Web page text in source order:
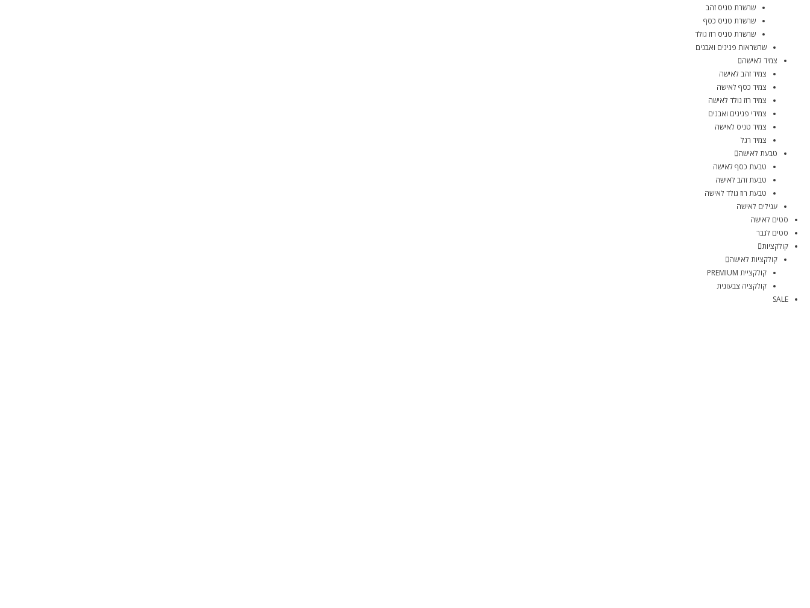
שרשרת טניס זהב
שרשרת טניס כסף
שרשרת טניס רוז גולד
שרשראות פנינים ואבנים
צמיד לאישה
צמיד זהב לאישה
צמיד כסף לאישה
צמיד רוז גולד לאישה
צמידי פנינים ואבנים
צמיד טניס לאישה
צמיד רגל
טבעת לאישה
טבעת כסף לאישה
טבעת זהב לאישה
טבעת רוז גולד לאישה
עגילים לאישה
סטים לאישה
סטים לגבר
קולקציות
קולקציות לאישה
קולקציית PREMIUM
קולקציה צבעונית
SALE